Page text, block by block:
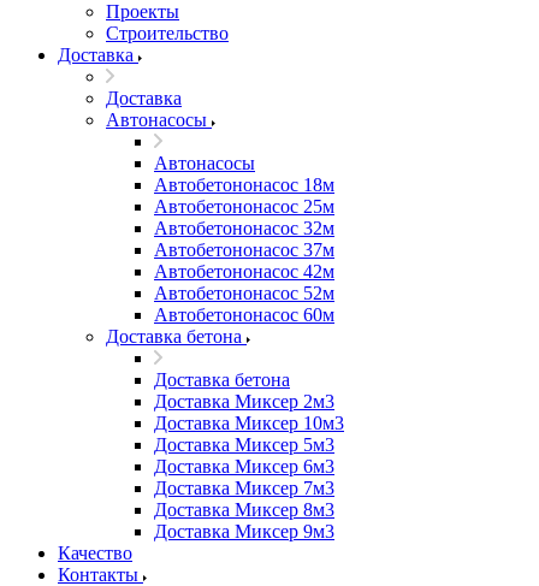
Проекты
Строительство
Доставка
Доставка
Автонасосы
Автонасосы
Автобетононасос 18м
Автобетононасос 25м
Автобетононасос 32м
Автобетононасос 37м
Автобетононасос 42м
Автобетононасос 52м
Автобетононасос 60м
Доставка бетона
Доставка бетона
Доставка Миксер 2м3
Доставка Миксер 10м3
Доставка Миксер 5м3
Доставка Миксер 6м3
Доставка Миксер 7м3
Доставка Миксер 8м3
Доставка Миксер 9м3
Качество
Контакты